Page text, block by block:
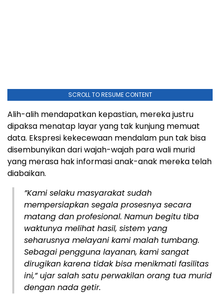
SCROLL TO RESUME CONTENT
Alih-alih mendapatkan kepastian, mereka justru
dipaksa menatap layar yang tak kunjung memuat
data. Ekspresi kekecewaan mendalam pun tak bisa
disembunyikan dari wajah-wajah para wali murid
yang merasa hak informasi anak-anak mereka telah
diabaikan.
​”Kami selaku masyarakat sudah
mempersiapkan segala prosesnya secara
matang dan profesional. Namun begitu tiba
waktunya melihat hasil, sistem yang
seharusnya melayani kami malah tumbang.
Sebagai pengguna layanan, kami sangat
dirugikan karena tidak bisa menikmati fasilitas
ini,” ujar salah satu perwakilan orang tua murid
dengan nada getir.